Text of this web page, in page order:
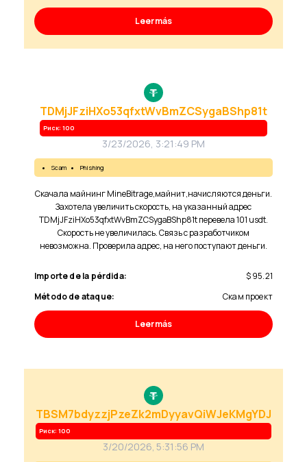
Leer más
TDMjJFziHXo53qfxtWvBmZCSygaBShp81t
Риск: 100
3/23/2026, 3:21:49 PM
scam phishing
Скачала майнинг MineBitrage,майнит,начисляются деньги.
Захотела увеличить скорость, на указанный адрес
TDMjJFziHXo53qfxtWvBmZCSygaBShp81t перевела 101 usdt.
Скорость не увеличилась. Связь с разработчиком
невозможна. Проверила адрес, на него поступают деньги.
Importe de la pérdida:
$ 95.21
Método de ataque:
Скам проект
Leer más
TBSM7bdyzzjPzeZk2mDyyavQiWJeKMgYDJ
Риск: 100
3/20/2026, 5:31:56 PM